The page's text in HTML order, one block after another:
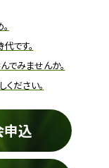
です。
でみませんか。
ださい。
申込